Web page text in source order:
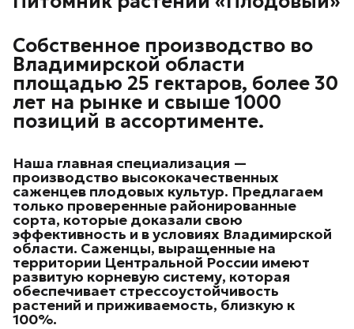
Собственное производство во
Владимирской области
площадью 25 гектаров, более 30
лет на рынке и свыше 1000
позиций в ассортименте.
Наша главная специализация —
производство высококачественных
саженцев плодовых культур. Предлагаем
только проверенные районированные
сорта, которые доказали свою
эффективность и в условиях Владимирской
области. Саженцы, выращенные на
территории Центральной России имеют
развитую корневую систему, которая
обеспечивает стрессоустойчивость
растений и приживаемость, близкую к
100%.